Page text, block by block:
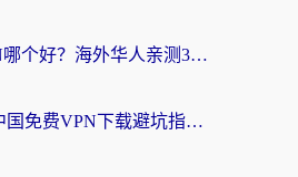
斧牛和ChickCN哪个好？海外华人亲测3款回国加速器+免费试用攻略
海外党必看：中国免费VPN下载避坑指南 + 无缝访问国内资源的终极方案